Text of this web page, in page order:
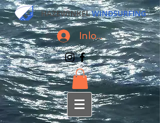
Inloggen